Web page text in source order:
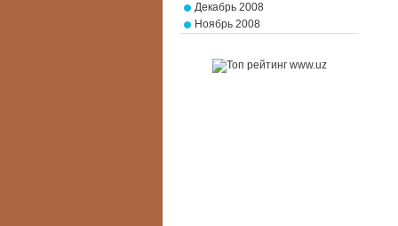
Декабрь 2008
Ноябрь 2008